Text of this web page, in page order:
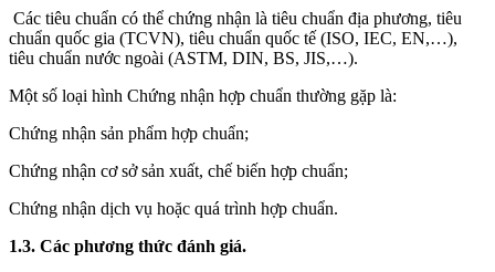
Các tiêu chuẩn có thể chứng nhận là tiêu chuẩn địa phương, tiêu
chuẩn quốc gia (TCVN), tiêu chuẩn quốc tế (ISO, IEC, EN,…),
tiêu chuẩn nước ngoài (ASTM, DIN, BS, JIS,…).
Một số loại hình Chứng nhận hợp chuẩn thường gặp là:
Chứng nhận sản phẩm hợp chuẩn;
Chứng nhận cơ sở sản xuất, chế biến hợp chuẩn;
Chứng nhận dịch vụ hoặc quá trình hợp chuẩn.
1.3. Các phương thức đánh giá.